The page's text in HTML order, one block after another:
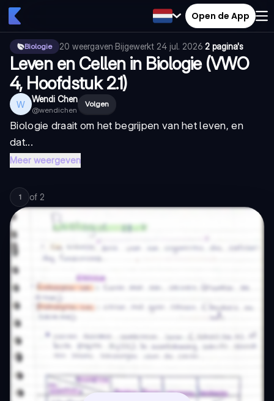
Open de App
Biologie 20 weergaven·Bijgewerkt 24 jul. 2026·2 pagina's
Leven en Cellen in Biologie (VWO
4, Hoofdstuk 2.1)
W Wendi Chen
@wendichen
Volgen
Biologie draait om het begrijpen van het leven, en
dat...
Meer weergeven
1 of 2